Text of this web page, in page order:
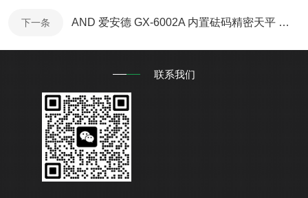
下一条 AND 爱安德 GX-6002A 内置砝码精密天平 完整产品介绍
联系我们